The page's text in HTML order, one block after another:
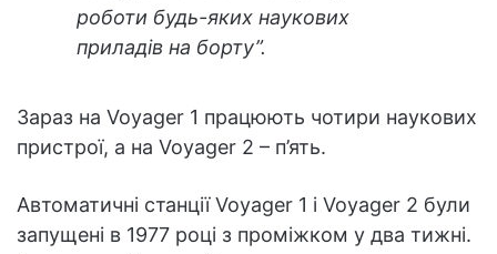
роботи будь-яких наукових
приладів на борту”.
Зараз на Voyager 1 працюють чотири наукових
пристрої, а на Voyager 2 – п’ять.
Автоматичні станції Voyager 1 і Voyager 2 були
запущені в 1977 році з проміжком у два тижні.